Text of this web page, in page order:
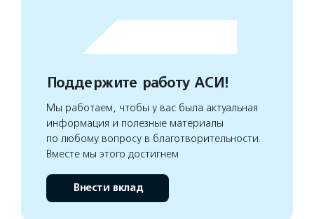
Поддержите работу АСИ!
Мы работаем, чтобы у вас была актуальная
информация и полезные материалы
по любому вопросу в благотворительности.
Вместе мы этого достигнем
Внести вклад